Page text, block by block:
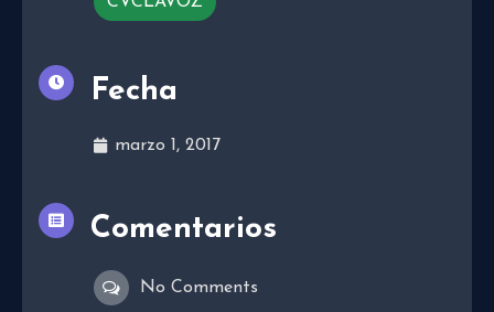
Fecha
marzo 1, 2017
Comentarios
No Comments